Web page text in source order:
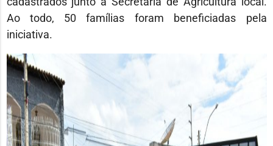
Ao todo, 50 famílias foram beneficiadas pela
iniciativa.